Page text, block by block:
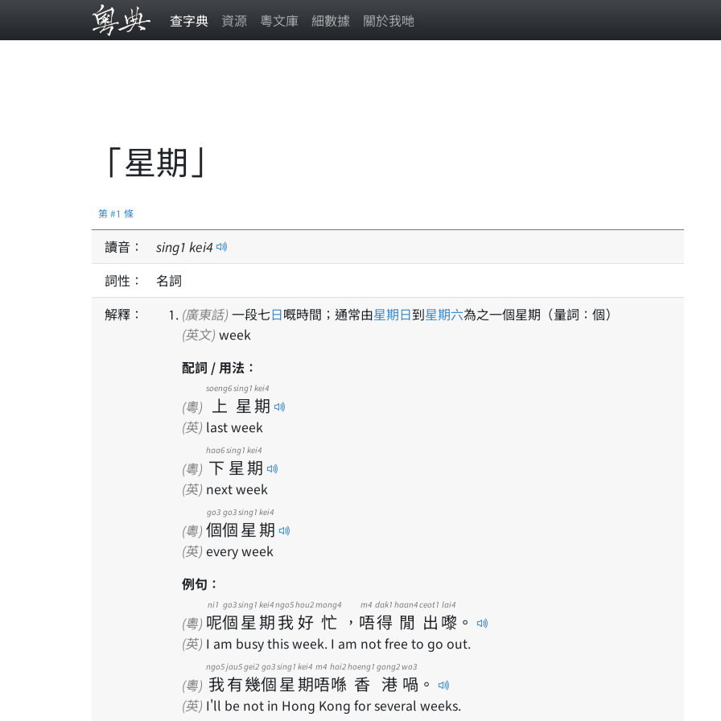
查字典 資源 粵文庫 細數據 關於我哋
「星期」
第 #1 條
讀音： sing1 kei4
詞性：
名詞
解釋：
(廣東話) 一段七日嘅時間；通常由星期日到星期六為之一個星期（量詞：個）
(英文) week
配詞 / 用法：
(粵) 上
soeng6
星
sing1
期
kei4
(英) last week
(粵) 下
haa6
星
sing1
期
kei4
(英) next week
(粵) 個
go3
個
go3
星
sing1
期
kei4
(英) every week
例句：
(粵) 呢
ni1
個
go3
星
sing1
期
kei4
我
ngo5
好
hou2
忙
mong4
， 唔
m4
得
dak1
閒
haan4
出
ceot1
嚟
lai4
。
(英) I am busy this week. I am not free to go out.
(粵) 我
ngo5
有
jau5
幾
gei2
個
go3
星
sing1
期
kei4
唔
m4
喺
hai2
香
hoeng1
港
gong2
喎
wo3
。
(英) I'll be not in Hong Kong for several weeks.